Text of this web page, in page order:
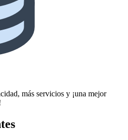
más servicios y ¡una mejor